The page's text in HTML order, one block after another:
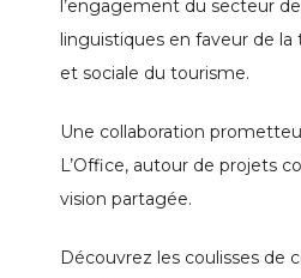
l’engagement du secteur
linguistiques en faveur de
et sociale du tourisme.
Une collaboration
L’Office, autour de projets
vision partagée.
Découvrez les coulisses de